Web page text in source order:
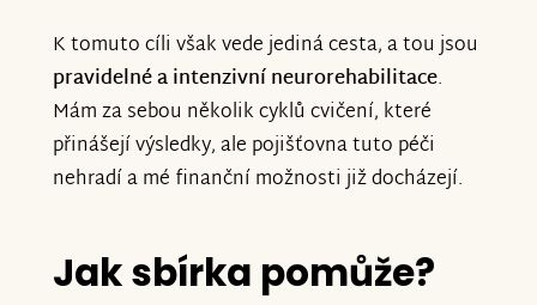
K tomuto cíli však vede jediná cesta, a tou jsou
pravidelné a intenzivní neurorehabilitace.
Mám za sebou několik cyklů cvičení, které
přinášejí výsledky, ale pojišťovna tuto péči
nehradí a mé finanční možnosti již docházejí.
Jak sbírka pomůže?